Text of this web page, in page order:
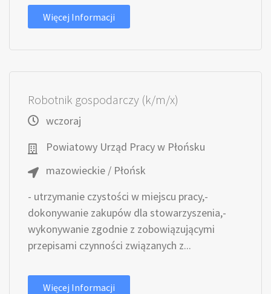
Więcej Informacji
Robotnik gospodarczy (k/m/x)
wczoraj
Powiatowy Urząd Pracy w Płońsku
mazowieckie / Płońsk
- utrzymanie czystości w miejscu pracy,-
dokonywanie zakupów dla stowarzyszenia,-
wykonywanie zgodnie z zobowiązującymi
przepisami czynności związanych z...
Więcej Informacji